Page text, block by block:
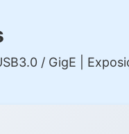
/ GigE |